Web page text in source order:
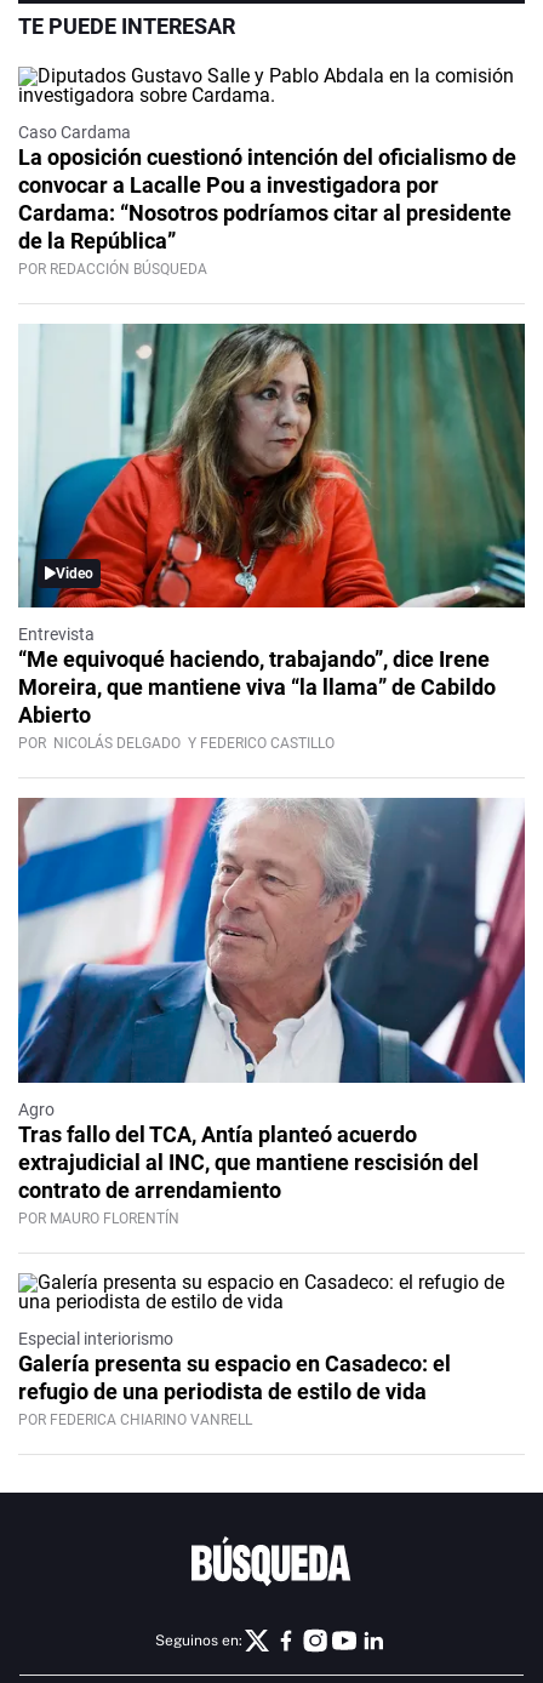
TE PUEDE INTERESAR
Caso Cardama
La oposición cuestionó intención del oficialismo de
convocar a Lacalle Pou a investigadora por
Cardama: “Nosotros podríamos citar al presidente
de la República”
POR REDACCIÓN BÚSQUEDA
Video
Entrevista
“Me equivoqué haciendo, trabajando”, dice Irene
Moreira, que mantiene viva “la llama” de Cabildo
Abierto
POR NICOLÁS DELGADO Y FEDERICO CASTILLO
Agro
Tras fallo del TCA, Antía planteó acuerdo
extrajudicial al INC, que mantiene rescisión del
contrato de arrendamiento
POR MAURO FLORENTÍN
Especial interiorismo
Galería presenta su espacio en Casadeco: el
refugio de una periodista de estilo de vida
POR FEDERICA CHIARINO VANRELL
Seguinos en: